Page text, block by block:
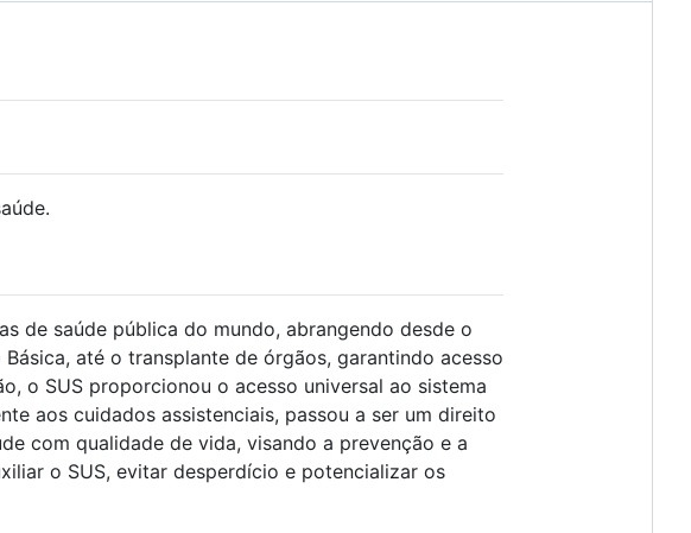
de saúde pública do mundo, abrangendo desde o
até o transplante de órgãos, garantindo acesso
o SUS proporcionou o acesso universal ao sistema
aos cuidados assistenciais, passou a ser um direito
com qualidade de vida, visando a prevenção e a
o SUS, evitar desperdício e potencializar os